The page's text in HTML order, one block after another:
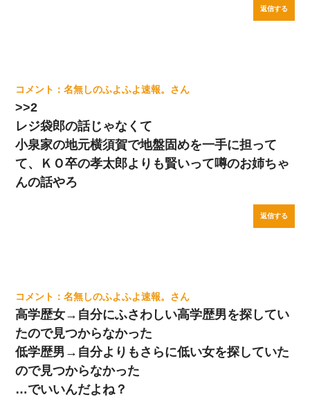
返信する
名無しのふよふよ速報。
>>2
レジ袋郎の話じゃなくて
小泉家の地元横須賀で地盤固めを一手に担って
て、ＫＯ卒の孝太郎よりも賢いって噂のお姉ちゃ
んの話やろ
返信する
名無しのふよふよ速報。
高学歴女→自分にふさわしい高学歴男を探してい
たので見つからなかった
低学歴男→自分よりもさらに低い女を探していた
ので見つからなかった
…でいいんだよね？